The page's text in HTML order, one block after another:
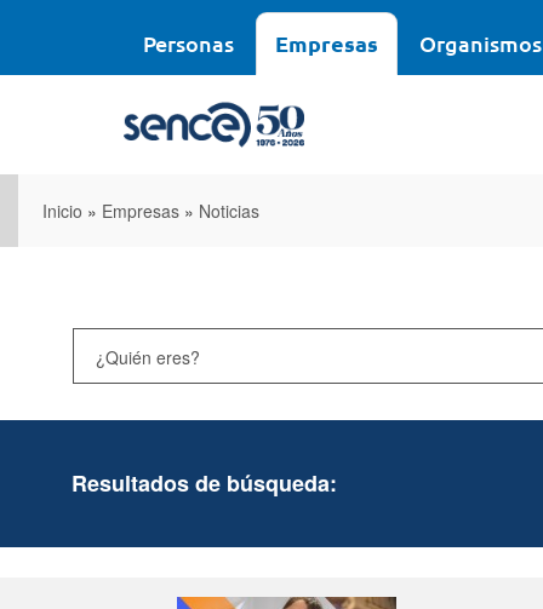
Personas Empresas Organismos
Inicio » Empresas » Noticias
Resultados de búsqueda: